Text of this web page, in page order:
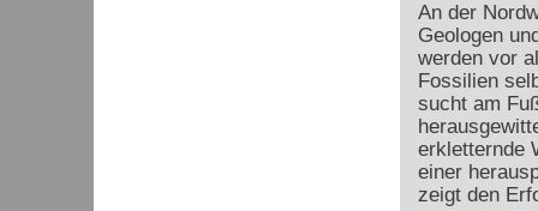
An der
Geologen
werden vor
Fossilien
sucht am
erkletternde
einer
zeigt den